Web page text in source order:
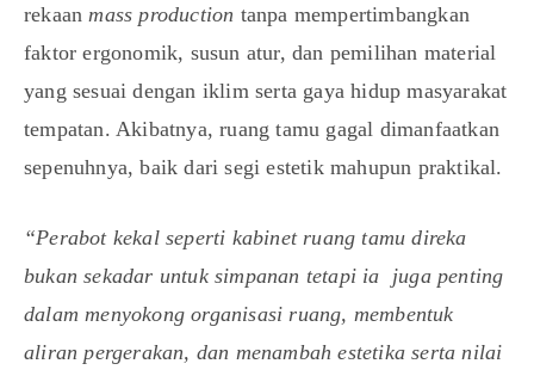
rekaan mass production tanpa mempertimbangkan
faktor ergonomik, susun atur, dan pemilihan material
yang sesuai dengan iklim serta gaya hidup masyarakat
tempatan. Akibatnya, ruang tamu gagal dimanfaatkan
sepenuhnya, baik dari segi estetik mahupun praktikal.
“Perabot kekal seperti kabinet ruang tamu direka
bukan sekadar untuk simpanan tetapi ia juga penting
dalam menyokong organisasi ruang, membentuk
aliran pergerakan, dan menambah estetika serta nilai